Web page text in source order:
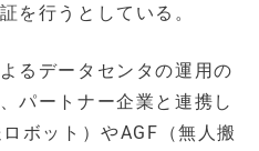
を行うとしている。
るデータセンタの運用の
パートナー企業と連携し
ボット）やAGF（無人搬